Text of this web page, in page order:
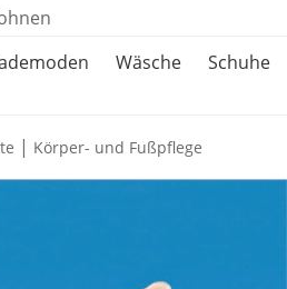
Wäsche Schuhe
| Körper- und Fußpflege